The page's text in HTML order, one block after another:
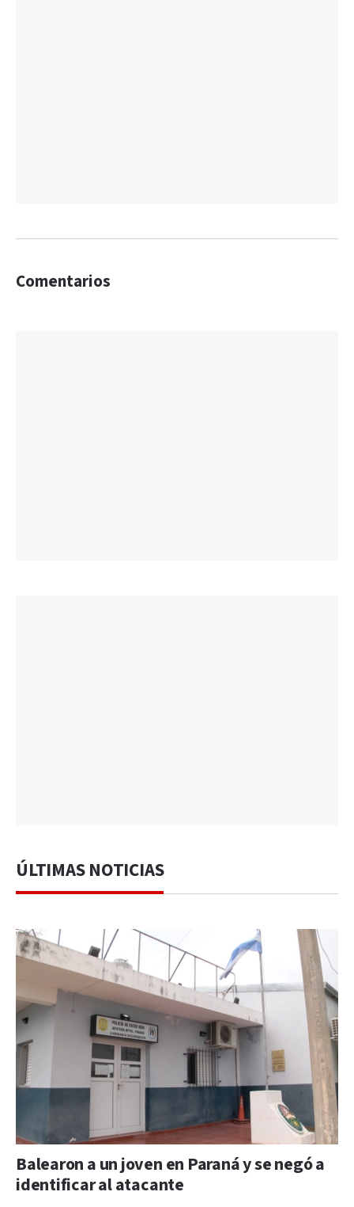
Comentarios
ÚLTIMAS NOTICIAS
Balearon a un joven en Paraná y se negó a
identificar al atacante